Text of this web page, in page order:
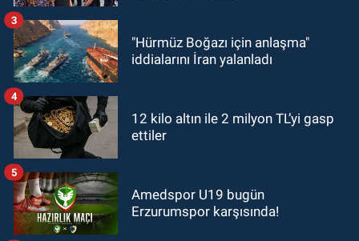
"Hürmüz Boğazı için anlaşma"
iddialarını İran yalanladı
3
12 kilo altın ile 2 milyon TL’yi gasp
ettiler
4
Amedspor U19 bugün
Erzurumspor karşısında!
5